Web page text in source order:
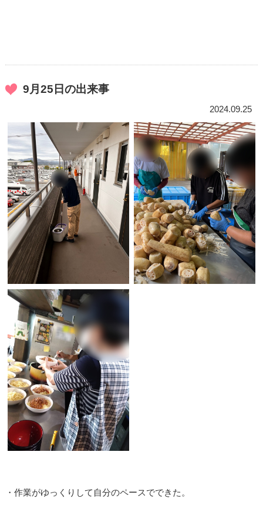
9月25日の出来事
2024.09.25
・作業がゆっくりして自分のペースでできた。